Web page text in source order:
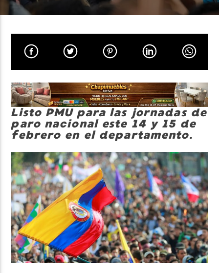
ARTISTA
Neiva Estereo
Listo PMU para las jornadas de
paro nacional este 14 y 15 de
febrero en el departamento.